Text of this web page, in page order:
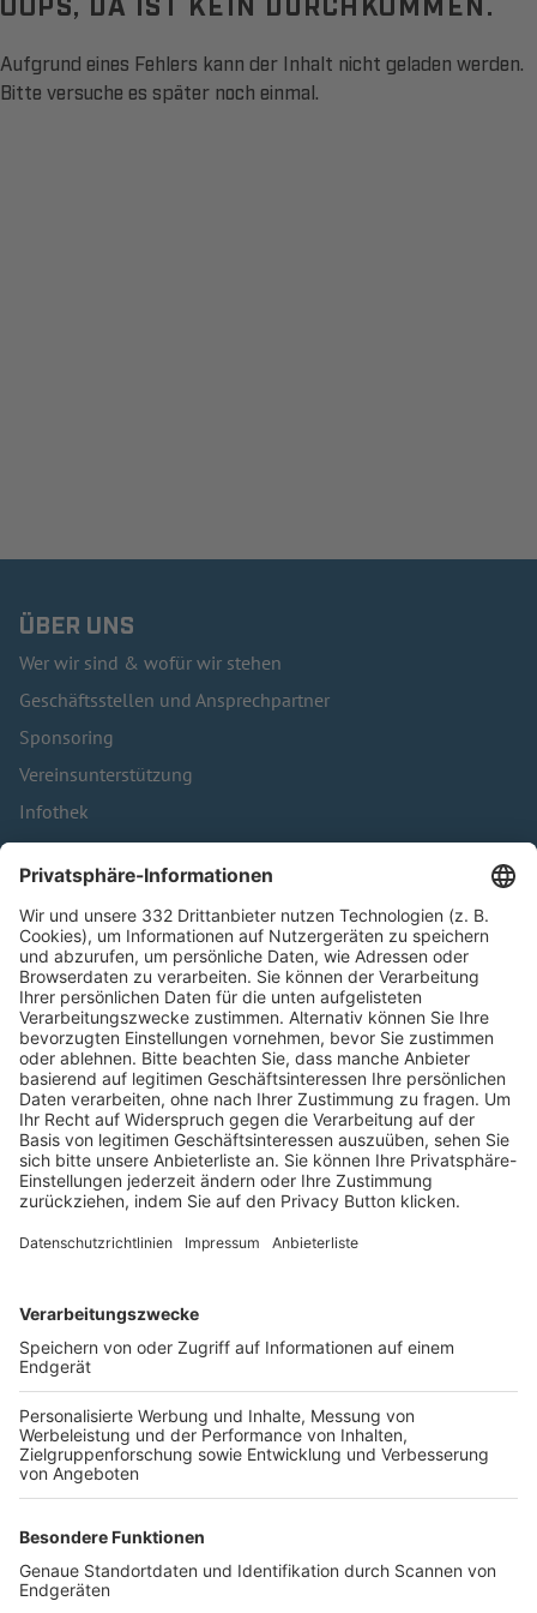
Aufgrund eines Fehlers kann der Inhalt nicht geladen werden.
Bitte versuche es später noch einmal.
ÜBER UNS
Wer wir sind & wofür wir stehen
Geschäftsstellen und Ansprechpartner
Sponsoring
Vereinsunterstützung
Infothek
Kontakt
HÄUFIG BESUCHTE SEITEN
Pässe und Vereinswechsel
Trainerausbildung
Schulungsangebot Vereinsmitarbeiter
BFV-Geschäftsstellen
Trainerbörse
Login SpielPlus
FOLGE DEM BFV
TOP-VEREINE
TOP-PARTNER